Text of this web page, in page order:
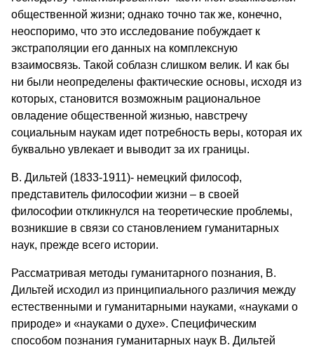
общественной жизни; однако точно так же, конечно,
неоспоримо, что это исследование побуждает к
экстраполяции его данных на комплексную
взаимосвязь. Такой соблазн слишком велик. И как бы
ни были неопределены фактические основы, исходя из
которых, становится возможным рациональное
овладение общественной жизнью, навстречу
социальным наукам идет потребность веры, которая их
буквально увлекает и выводит за их границы.
В. Дильтей (1833-1911)- немецкий философ,
представитель философии жизни – в своей
философии откликнулся на теоретические проблемы,
возникшие в связи со становлением гуманитарных
наук, прежде всего истории.
Рассматривая методы гуманитарного познания, В.
Дильтей исходил из принципиального различия между
естественными и гуманитарными науками, «науками о
природе» и «науками о духе». Специфическим
способом познания гуманитарных наук В. Дильтей